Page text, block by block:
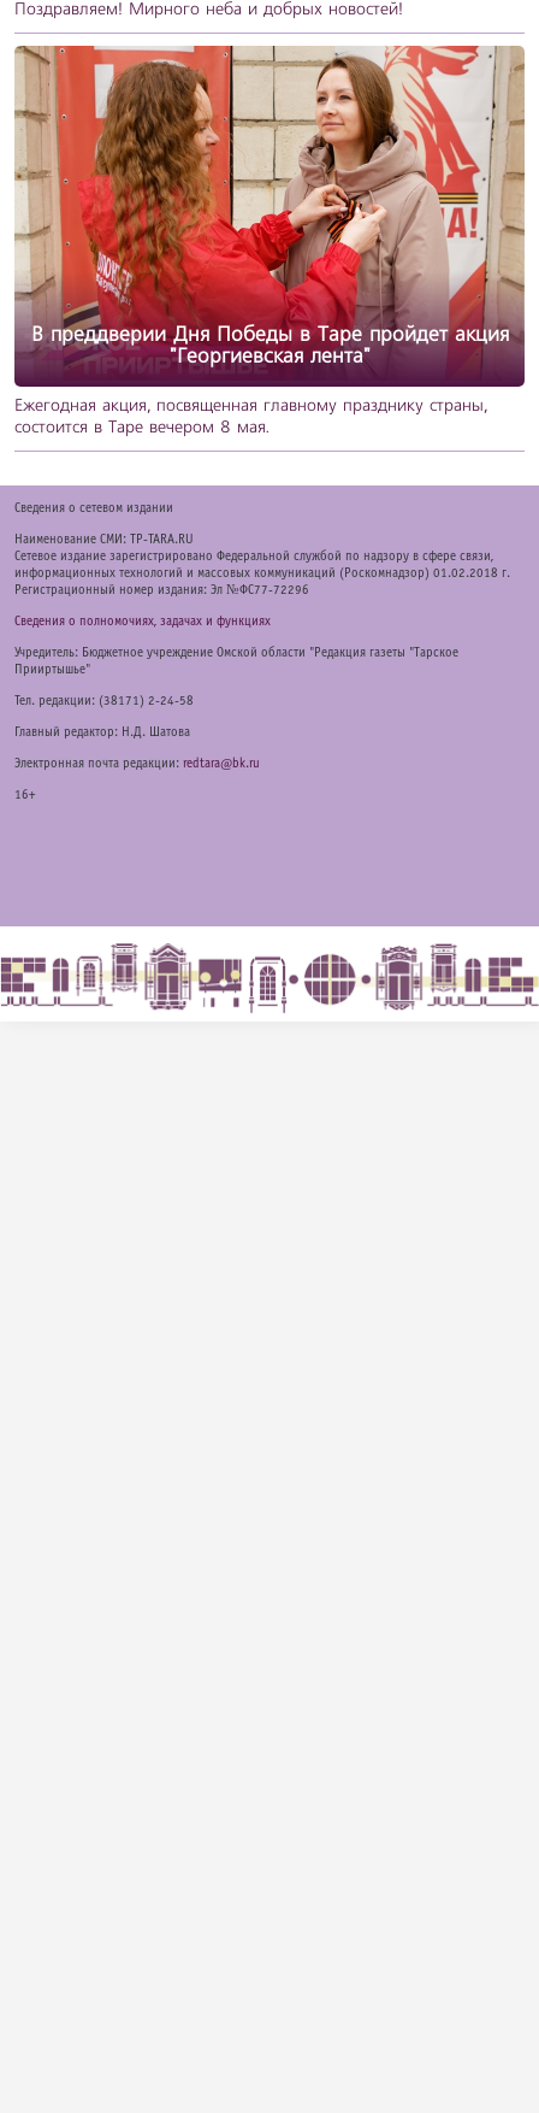
Поздравляем! Мирного неба и добрых новостей!
В преддверии Дня Победы в Таре пройдет акция
"Георгиевская лента"
Ежегодная акция, посвященная главному празднику страны,
состоится в Таре вечером 8 мая.
Cведения о сетевом издании
Наименование СМИ: TP-TARA.RU
Сетевое издание зарегистрировано Федеральной службой по надзору в сфере связи,
информационных технологий и массовых коммуникаций (Роскомнадзор) 01.02.2018 г.
Регистрационный номер издания: Эл №ФС77-72296
Сведения о полномочиях, задачах и функциях
Учредитель: Бюджетное учреждение Омской области "Редакция газеты "Тарское
Прииртышье"
Тел. редакции: (38171) 2-24-58
Главный редактор: Н.Д. Шатова
Электронная почта редакции: redtara@bk.ru
16+